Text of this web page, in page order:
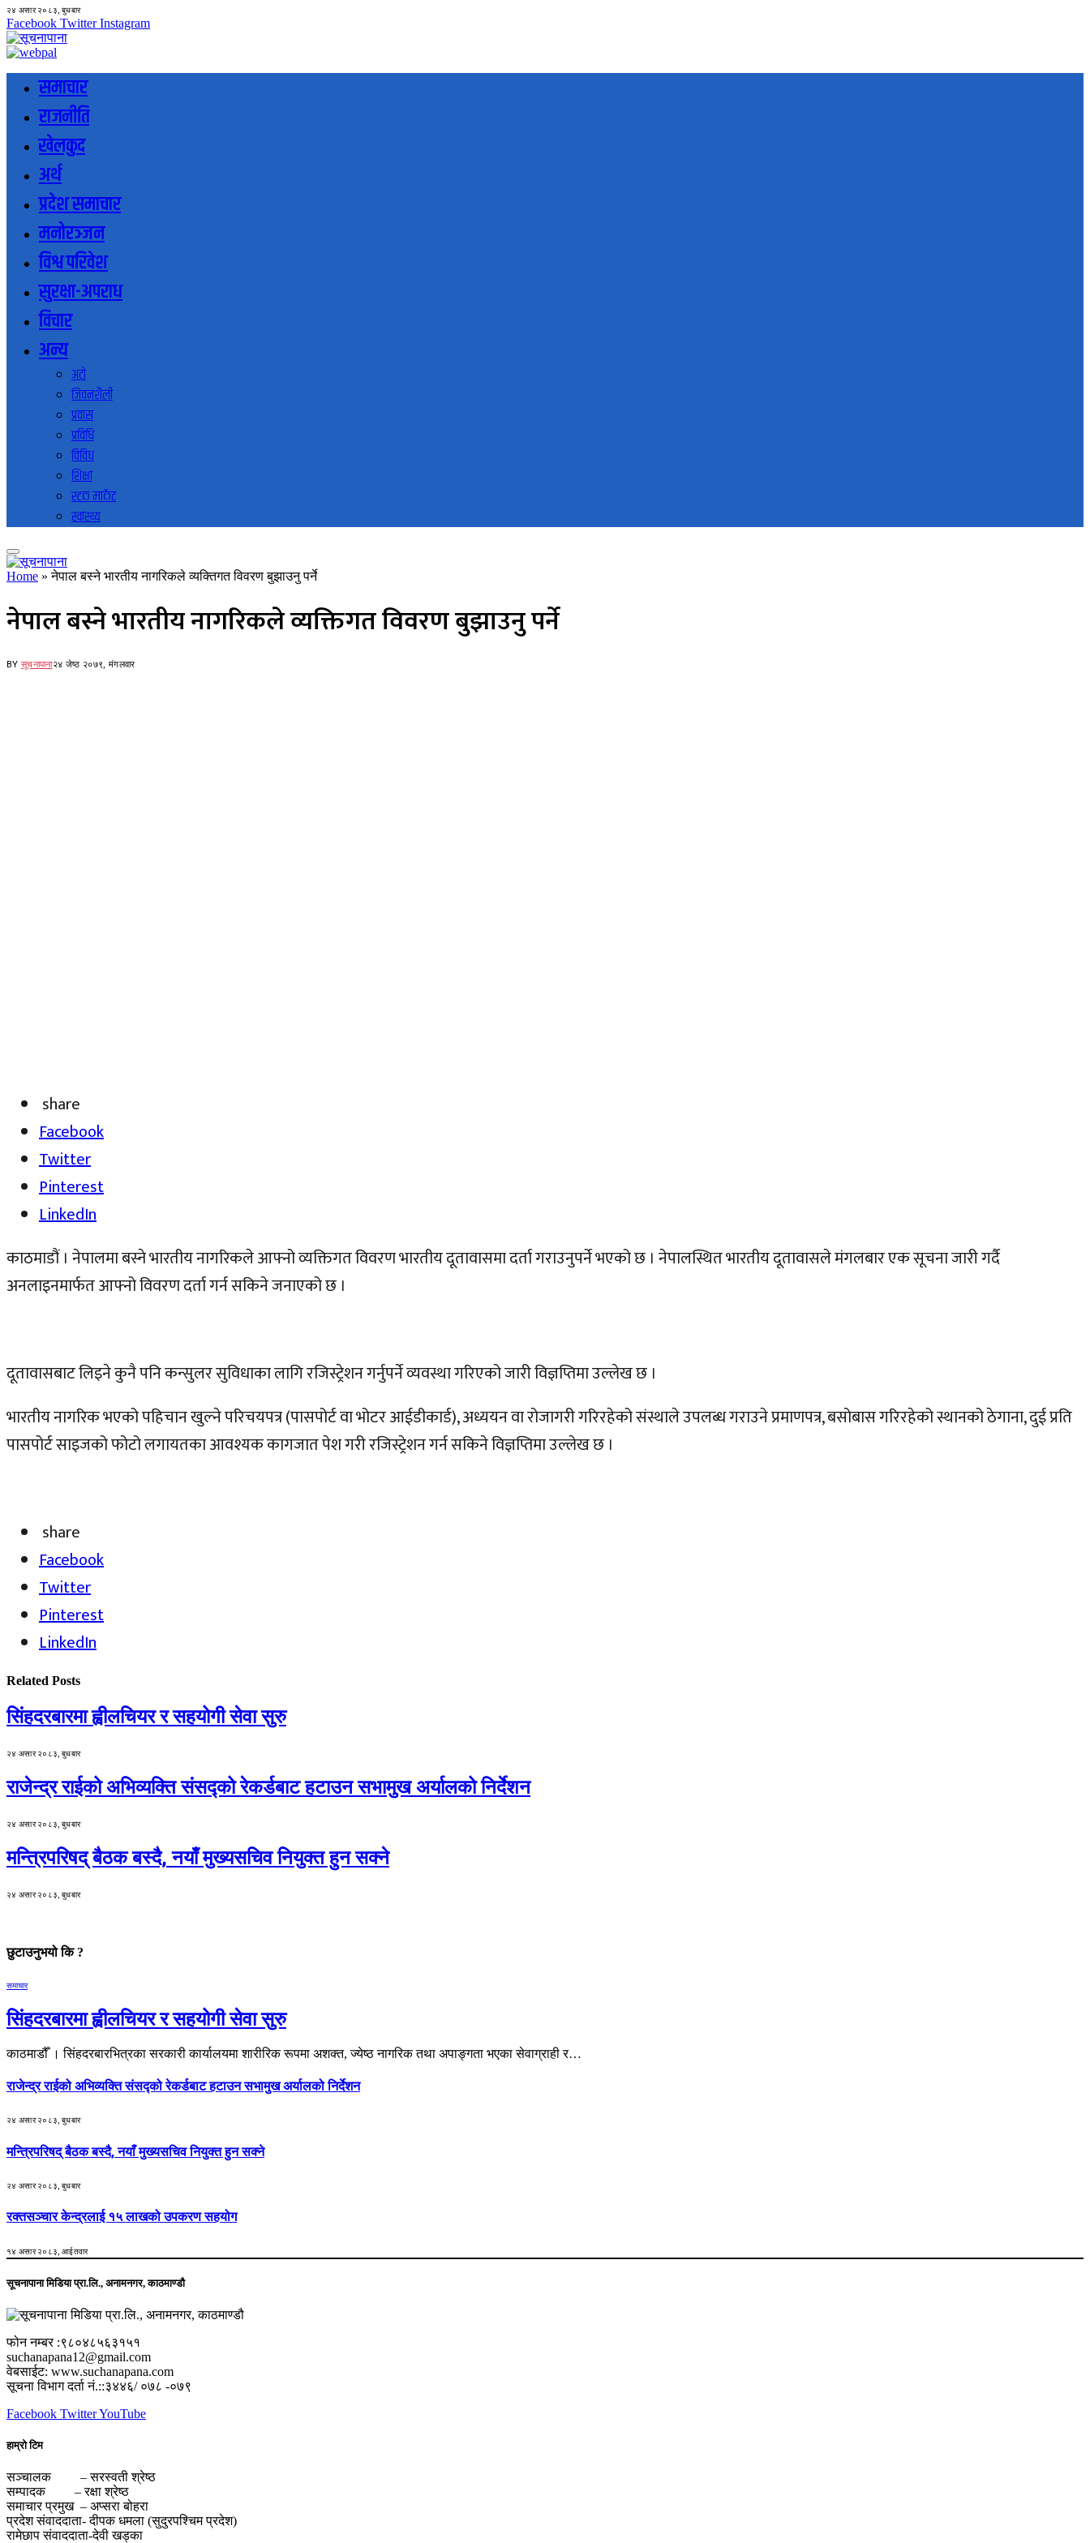
२४ असार २०८३, बुधबार
Facebook Twitter Instagram
समाचार
राजनीति
खेलकुद
अर्थ
प्रदेश समाचार
मनोरञ्जन
विश्व परिवेश
सुरक्षा-अपराध
विचार
अन्य
अटो
जिवनशैली
प्रवास
प्रविधि
विविध
शिक्षा
स्टक मार्केट
स्वास्थ्य
Home »नेपाल बस्ने भारतीय नागरिकले व्यक्तिगत विवरण बुझाउनु पर्ने
नेपाल बस्ने भारतीय नागरिकले व्यक्तिगत विवरण बुझाउनु पर्ने
BY सूचनापाना२४ जेष्ठ २०७९, मंगलवार
share
Facebook
Twitter
Pinterest
LinkedIn
काठमाडौं । नेपालमा बस्ने भारतीय नागरिकले आफ्नो व्यक्तिगत विवरण भारतीय दूतावासमा दर्ता गराउनुपर्ने भएको छ । नेपालस्थित भारतीय दूतावासले मंगलबार एक सूचना जारी गर्दै
अनलाइनमार्फत आफ्नो विवरण दर्ता गर्न सकिने जनाएको छ ।
दूतावासबाट लिइने कुनै पनि कन्सुलर सुविधाका लागि रजिस्ट्रेशन गर्नुपर्ने व्यवस्था गरिएको जारी विज्ञप्तिमा उल्लेख छ ।
भारतीय नागरिक भएको पहिचान खुल्ने परिचयपत्र (पासपोर्ट वा भोटर आईडीकार्ड), अध्ययन वा रोजागरी गरिरहेको संस्थाले उपलब्ध गराउने प्रमाणपत्र, बसोबास गरिरहेको स्थानको ठेगाना, दुई प्रति
पासपोर्ट साइजको फोटो लगायतका आवश्यक कागजात पेश गरी रजिस्ट्रेशन गर्न सकिने विज्ञप्तिमा उल्लेख छ ।
share
Facebook
Twitter
Pinterest
LinkedIn
Related Posts
सिंहदरबारमा ह्वीलचियर र सहयोगी सेवा सुरु
२४ असार २०८३, बुधबार
राजेन्द्र राईको अभिव्यक्ति संसद्को रेकर्डबाट हटाउन सभामुख अर्यालको निर्देशन
२४ असार २०८३, बुधबार
मन्त्रिपरिषद् बैठक बस्दै, नयाँ मुख्यसचिव नियुक्त हुन सक्ने
२४ असार २०८३, बुधबार
छुटाउनुभयो कि ?
समाचार
सिंहदरबारमा ह्वीलचियर र सहयोगी सेवा सुरु
काठमाडौँ । सिंहदरबारभित्रका सरकारी कार्यालयमा शारीरिक रूपमा अशक्त, ज्येष्ठ नागरिक तथा अपाङ्गता भएका सेवाग्राही र…
राजेन्द्र राईको अभिव्यक्ति संसद्को रेकर्डबाट हटाउन सभामुख अर्यालको निर्देशन
२४ असार २०८३, बुधबार
मन्त्रिपरिषद् बैठक बस्दै, नयाँ मुख्यसचिव नियुक्त हुन सक्ने
२४ असार २०८३, बुधबार
रक्तसञ्चार केन्द्रलाई १५ लाखको उपकरण सहयोग
१४ असार २०८३, आईतवार
सूचनापाना मिडिया प्रा.लि., अनामनगर, काठमाण्डौ
फोन नम्बर :९८०४८५६३१५१
suchanapana12@gmail.com
वेबसाईट: www.suchanapana.com
सूचना विभाग दर्ता नं.::३४४६/ ०७८ -०७९
Facebook TwitterYouTube
हाम्रो टिम
सञ्चालक – सरस्वती श्रेष्ठ
सम्पादक – रक्षा श्रेष्ठ
समाचार प्रमुख – अप्सरा बोहरा
प्रदेश संवाददाता- दीपक धमला (सुदुरपश्चिम प्रदेश)
रामेछाप संवाददाता-देवी खड्का